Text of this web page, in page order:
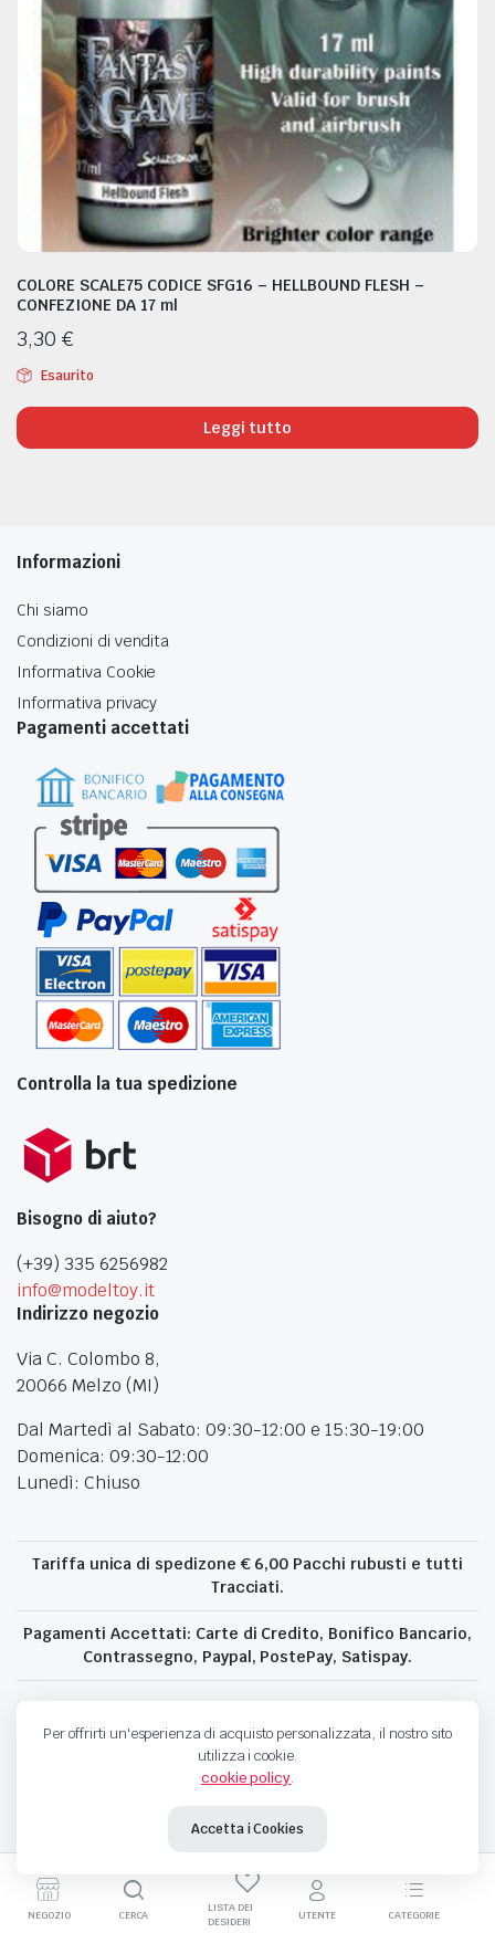
COLORE SCALE75 CODICE SFG16 – HELLBOUND FLESH –
CONFEZIONE DA 17 ml
3,30 €
Esaurito
Leggi tutto
Informazioni
Chi siamo
Condizioni di vendita
Informativa Cookie
Informativa privacy
Pagamenti accettati
Controlla la tua spedizione
Bisogno di aiuto?
(+39) 335 6256982
info@modeltoy.it
Indirizzo negozio
Via C. Colombo 8,
20066 Melzo (MI)
Dal Martedì al Sabato: 09:30-12:00 e 15:30-19:00
Domenica: 09:30-12:00
Lunedì: Chiuso
Tariffa unica di spedizone € 6,00 Pacchi rubusti e tutti
Tracciati.
Pagamenti Accettati: Carte di Credito, Bonifico Bancario,
Contrassegno, Paypal, PostePay, Satispay.
Copyright © 2024 All Right Reserved | Modeltoy | P.IVA 05679360965 |
[ calligaro design ]
Per offrirti un'esperienza di acquisto personalizzata, il nostro sito
utilizza i cookie.
cookie policy.
Accetta i Cookies
NEGOZIO CERCA
LISTA DEI
DESIDERI
UTENTE CATEGORIE